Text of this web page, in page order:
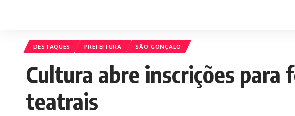
DESTAQUES PREFEITURA SÃO GONÇALO
Cultura abre inscrições
teatrais